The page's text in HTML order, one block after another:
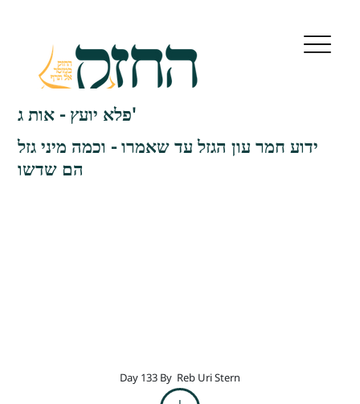
פלא יועץ - אות ג'
ידוע חמר עון הגזל עד שאמרו - וכמה מיני גזל
הם שדשו
Day 133 By Reb Uri Stern